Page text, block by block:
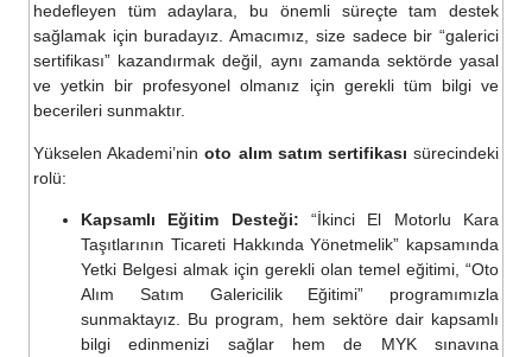
hedefleyen tüm adaylara, bu önemli süreçte tam destek
sağlamak için buradayız. Amacımız, size sadece bir “galerici
sertifikası” kazandırmak değil, aynı zamanda sektörde yasal
ve yetkin bir profesyonel olmanız için gerekli tüm bilgi ve
becerileri sunmaktır.
Yükselen Akademi’ninoto alım satım sertifikası sürecindeki
rolü:
Kapsamlı Eğitim Desteği: “İkinci El Motorlu Kara
Taşıtlarının Ticareti Hakkında Yönetmelik” kapsamında
Yetki Belgesi almak için gerekli olan temel eğitimi, “Oto
Alım Satım Galericilik Eğitimi” programımızla
sunmaktayız. Bu program, hem sektöre dair kapsamlı
bilgi edinmenizi sağlar hem de MYK sınavına